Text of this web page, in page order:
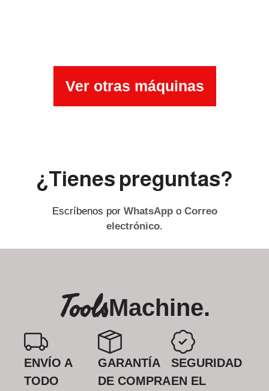
Ver otras máquinas
¿Tienes preguntas?
Escríbenos por WhatsAppo Correo
electrónico.
ToolsMachine.
ENVÍO A
TODO
GARANTÍA
DE COMPRA
SEGURIDAD
EN EL